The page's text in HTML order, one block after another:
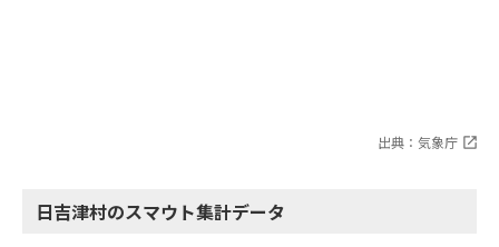
出典：気象庁
日吉津村のスマウト集計データ